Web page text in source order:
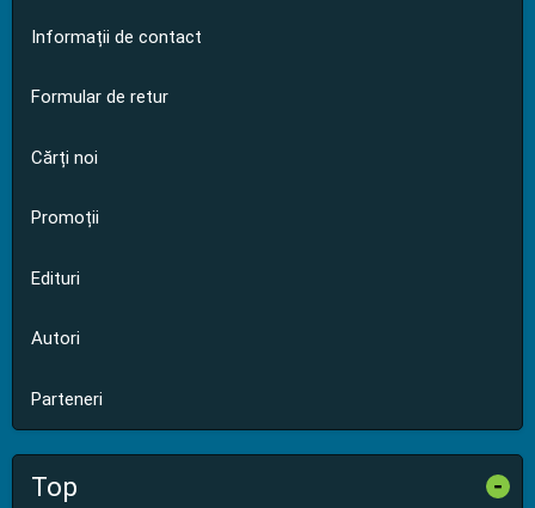
Informații de contact
Formular de retur
Cărți noi
Promoții
Edituri
Autori
Parteneri
Top -